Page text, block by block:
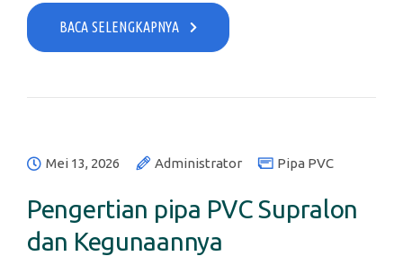
BACA SELENGKAPNYA
Mei 13, 2026 Administrator Pipa PVC
Pengertian pipa PVC Supralon
dan Kegunaannya